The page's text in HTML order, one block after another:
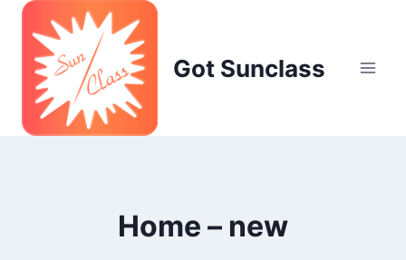
Skip
content
Got Sunclass
Home – new